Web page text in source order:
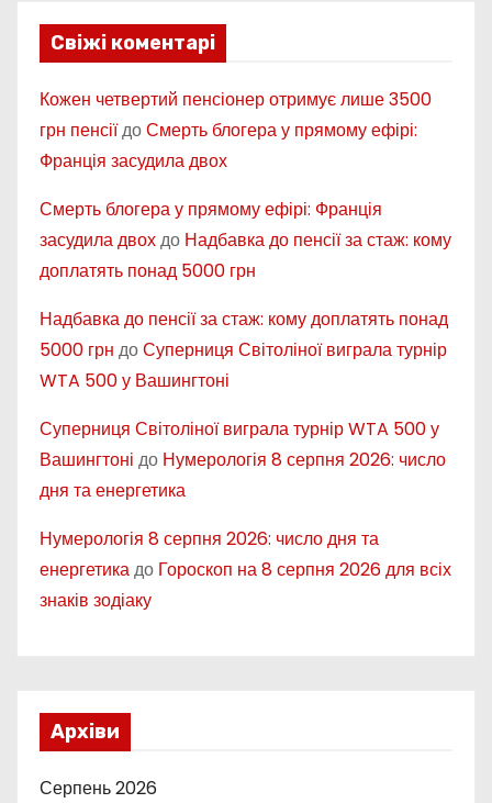
Свіжі коментарі
Кожен четвертий пенсіонер отримує лише 3500
грн пенсіїдоСмерть блогера у прямому ефірі:
Франція засудила двох
Смерть блогера у прямому ефірі: Франція
засудила двохдо Надбавка до пенсії за стаж: кому
доплатять понад 5000 грн
Надбавка до пенсії за стаж: кому доплатять понад
5000 грн доСуперниця Світоліної виграла турнір
WTA 500 у Вашингтоні
Суперниця Світоліної виграла турнір WTA 500 у
Вашингтоні до Нумерологія 8 серпня 2026: число
дня та енергетика
Нумерологія 8 серпня 2026: число дня та
енергетикадо Гороскоп на 8 серпня 2026 для всіх
знаків зодіаку
Архіви
Серпень 2026